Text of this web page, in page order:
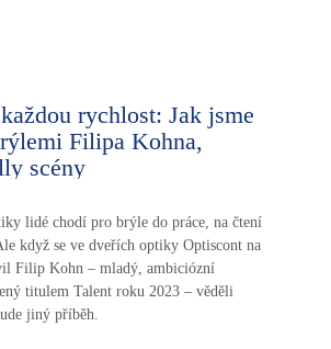
rychlost: Jak jsme
Filipa Kohna,
scény
lidé chodí pro brýle do práce, na čtení
když se ve dveřích optiky Optiscont na
Filip Kohn – mladý, ambiciózní
titulem Talent roku 2023 – věděli
jiný příběh.